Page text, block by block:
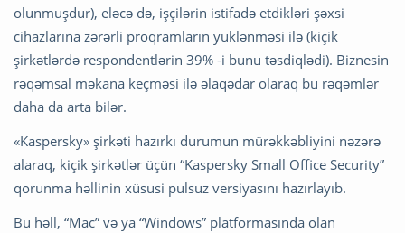
olunmuşdur), eləcə də, işçilərin istifadə etdikləri şəxsi
cihazlarına zərərli proqramların yüklənməsi ilə (kiçik
şirkətlərdə respondentlərin 39% -i bunu təsdiqlədi). Biznesin
rəqəmsal məkana keçməsi ilə əlaqədar olaraq bu rəqəmlər
daha da arta bilər.
«Kaspersky» şirkəti hazırkı durumun mürəkkəbliyini nəzərə
alaraq, kiçik şirkətlər üçün “Kaspersky Small Office Security”
qorunma həllinin xüsusi pulsuz versiyasını hazırlayıb.
Bu həll, “Mac” və ya “Windows” platformasında olan